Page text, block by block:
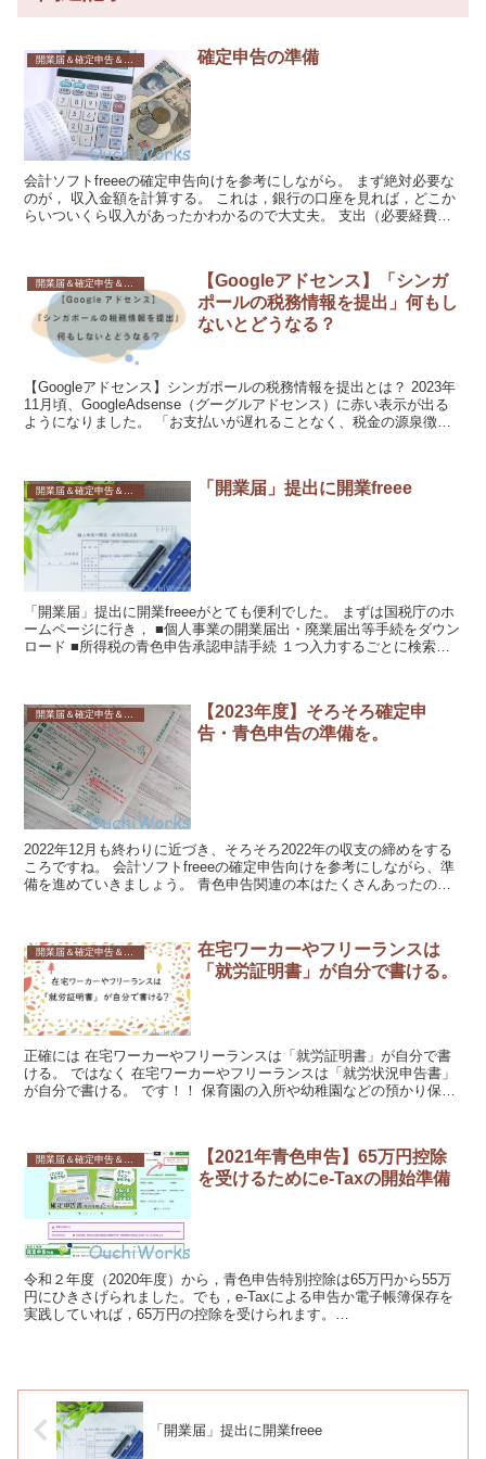
確定申告の準備
会計ソフトfreeeの確定申告向けを参考にしながら。 まず絶対必要な
のが， 収入金額を計算する。 これは，銀行の口座を見れば，どこか
らいついくら収入があったかわかるので大丈夫。 支出（必要経費）
開業届＆確定申告＆書類関係
【Googleアドセンス】「シンガ
ポールの税務情報を提出」何もし
ないとどうなる？
【Googleアドセンス】シンガポールの税務情報を提出とは？ 2023年
11月頃、GoogleAdsense（グーグルアドセンス）に赤い表示が出る
ようになりました。 「お支払いが遅れることなく、税金の源泉徴収
「開業届」提出に開業freee
「開業届」提出に開業freeeがとても便利でした。 まずは国税庁のホ
ームページに行き， ■個人事業の開業届出・廃業届出等手続をダウン
ロード ■所得税の青色申告承認申請手続 １つ入力するごとに検索し
【2023年度】そろそろ確定申
告・青色申告の準備を。
2022年12月も終わりに近づき、そろそろ2022年の収支の締めをする
ころですね。 会計ソフトfreeeの確定申告向けを参考にしながら、準
備を進めていきましょう。 青色申告関連の本はたくさんあったので
開業届＆確定申告＆書類関係
在宅ワーカーやフリーランスは
「就労証明書」が自分で書ける。
正確には 在宅ワーカーやフリーランスは「就労証明書」が自分で書
ける。 ではなく 在宅ワーカーやフリーランスは「就労状況申告書」
が自分で書ける。 です！！ 保育園の入所や幼稚園などの預かり保育
【2021年青色申告】65万円控除
を受けるためにe-Taxの開始準備
令和２年度（2020年度）から，青色申告特別控除は65万円から55万
円にひきさげられました。でも，e-Taxによる申告か電子帳簿保存を
実践していれば，65万円の控除を受けられます。
「開業届」提出に開業freee